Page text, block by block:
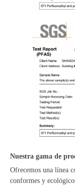
Nuestra gama de
Ofrecemos una línea
conformes y